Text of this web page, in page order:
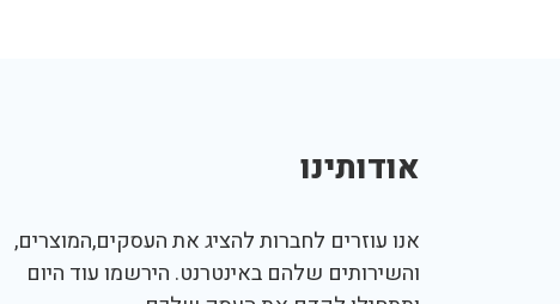
אודותינו
אנו עוזרים לחברות להציג את העסקים,המוצרים,
והשירותים שלהם באינטרנט. הירשמו עוד היום